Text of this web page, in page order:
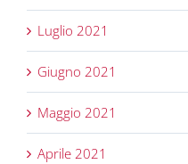
Luglio 2021
Giugno 2021
Maggio 2021
Aprile 2021